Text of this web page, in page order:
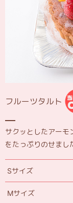
フルーツタルト
サクッとしたアーモ
をたっぷりのせまし
Sサイズ
Mサイズ